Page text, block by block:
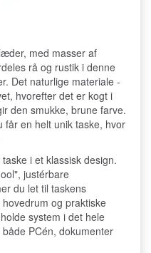
med masser af
rå og rustik i denne
Det naturlige materiale -
hvorefter det er kogt i
den smukke, brune farve.
en helt unik taske, hvor
i et klassisk design.
justérbare
du let til taskens
og praktiske
system i det hele
PCén, dokumenter